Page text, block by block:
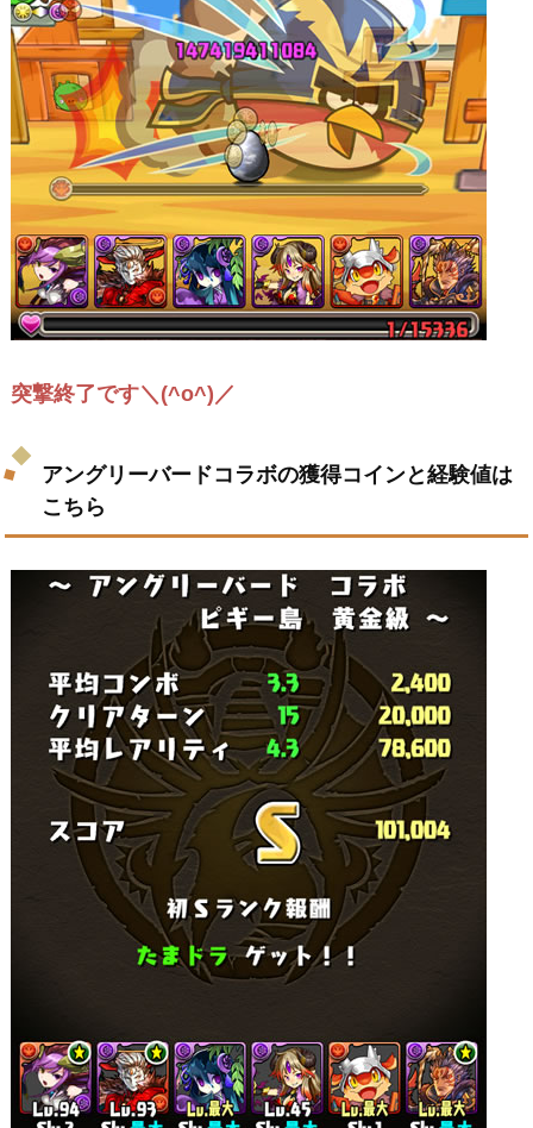
突撃終了です＼(^o^)／
アングリーバードコラボの獲得コインと経験値は
こちら